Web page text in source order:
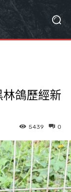
鴿歷經新
0
5439